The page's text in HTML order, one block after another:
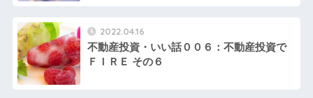
2022.04.16
不動産投資・いい話００６：不動産投資で
ＦＩＲＥ その６